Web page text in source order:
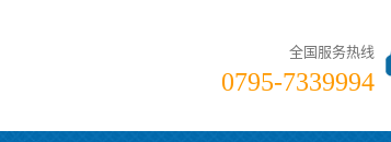
全国服务热线
0795-7339994